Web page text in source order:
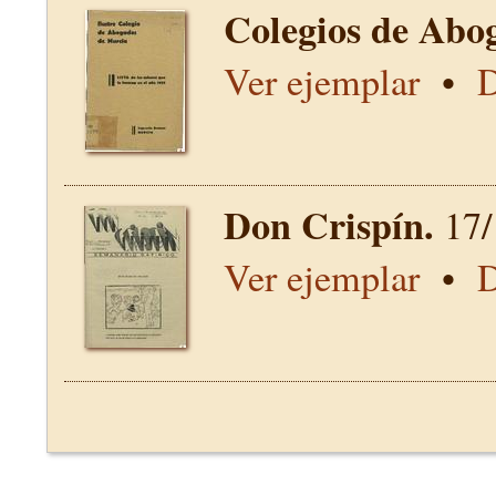
Colegios de
Ver ejemplar•
Don Crispín.
Ver ejemplar•